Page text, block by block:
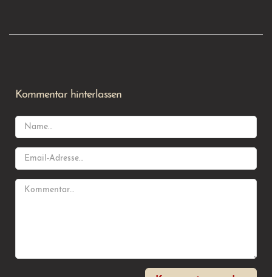
Kommentar hinterlassen